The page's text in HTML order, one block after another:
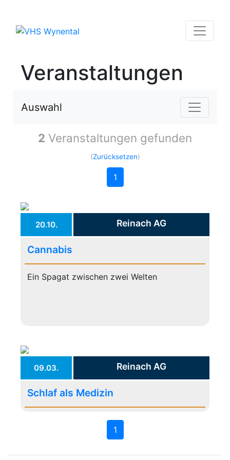
Veranstaltungen
Auswahl
2 Veranstaltungen gefunden
(Zurücksetzen)
1
20.10. Reinach AG
Cannabis
Ein Spagat zwischen zwei Welten
09.03. Reinach AG
Schlaf als Medizin
1